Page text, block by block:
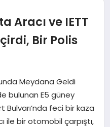
Aracı ve IETT
Bir Polis
Meydana Geldi
bulunan E5 güney
Bulvarı’nda feci bir kaza
ile bir otomobil çarpıştı,